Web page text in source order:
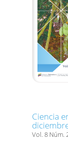
Ciencia
Vol. 8 Núm.